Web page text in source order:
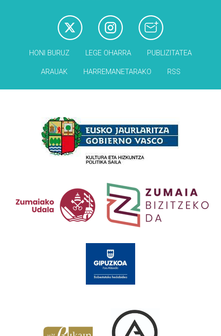
HONI BURUZ LEGE OHARRA PUBLIZITATEA
ARAUAK HARREMANETARAKO RSS